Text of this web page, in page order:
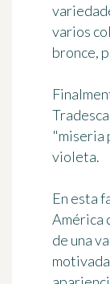
varios
bronce,
"miseria
violeta.
En esta
América
de una